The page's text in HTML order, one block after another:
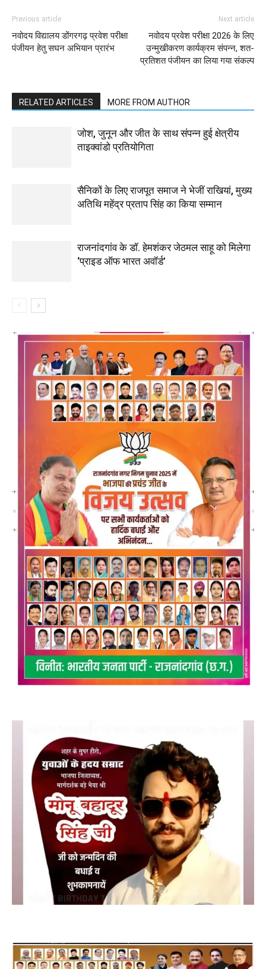
Previous article
नवोदय विद्यालय डोंगरगढ़ प्रवेश परीक्षा
पंजीयन हेतु सघन अभियान प्रारंभ
Next article
नवोदय प्रवेश परीक्षा 2026 के लिए
उन्मुखीकरण कार्यक्रम संपन्न, शत-
प्रतिशत पंजीयन का लिया गया संकल्प
RELATED ARTICLES MORE FROM AUTHOR
जोश, जुनून और जीत के साथ संपन्न हुई क्षेत्रीय
ताइक्वांडो प्रतियोगिता
सैनिकों के लिए राजपूत समाज ने भेजीं राखियां, मुख्य
अतिथि महेंद्र प्रताप सिंह का किया सम्मान
राजनांदगांव के डॉ. हेमशंकर जेठमल साहू को मिलेगा
‘प्राइड ऑफ भारत अवॉर्ड’